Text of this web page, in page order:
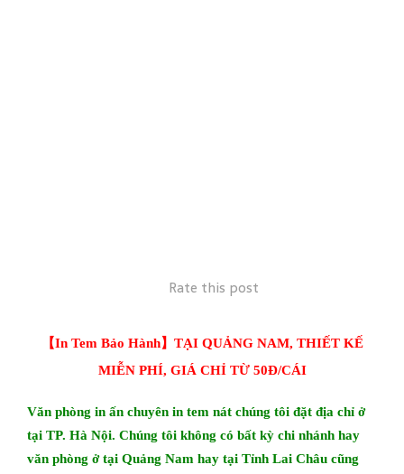
Rate this post
【In Tem Bảo Hành】TẠI QUẢNG NAM, THIẾT KẾ
MIỄN PHÍ, GIÁ CHỈ TỪ 50Đ/CÁI
Văn phòng in ấn chuyên in tem nát chúng tôi đặt địa chỉ ở
tại TP. Hà Nội. Chúng tôi không có bất kỳ chi nhánh hay
văn phòng ở tại Quảng Nam hay tại Tỉnh Lai Châu cũng